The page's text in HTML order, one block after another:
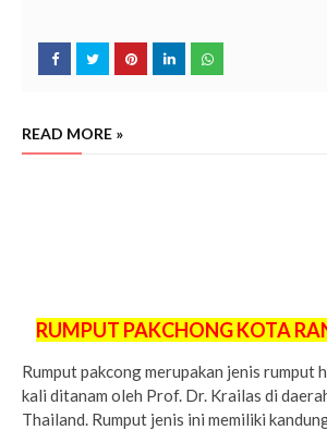
READ MORE »
RUMPUT PAKCHONG KOTA
Rumput pakcong merupakan jenis rumput
kali ditanam oleh Prof. Dr. Krailas di
Thailand. Rumput jenis ini memiliki